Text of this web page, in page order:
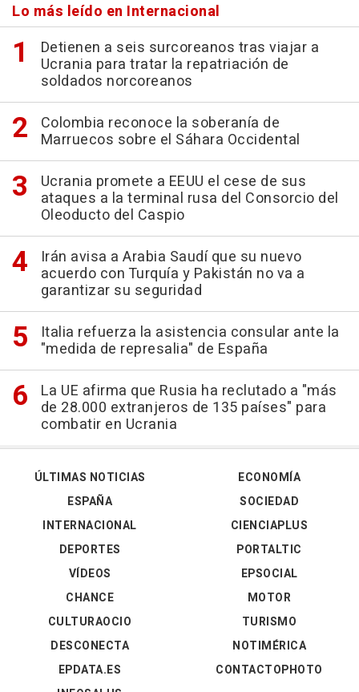
Lo más leído en Internacional
Detienen a seis surcoreanos tras viajar a
Ucrania para tratar la repatriación de
soldados norcoreanos
Colombia reconoce la soberanía de
Marruecos sobre el Sáhara Occidental
Ucrania promete a EEUU el cese de sus
ataques a la terminal rusa del Consorcio del
Oleoducto del Caspio
Irán avisa a Arabia Saudí que su nuevo
acuerdo con Turquía y Pakistán no va a
garantizar su seguridad
Italia refuerza la asistencia consular ante la
"medida de represalia" de España
La UE afirma que Rusia ha reclutado a "más
de 28.000 extranjeros de 135 países" para
combatir en Ucrania
ÚLTIMAS NOTICIAS
ESPAÑA
INTERNACIONAL
DEPORTES
VÍDEOS
ECONOMÍA
SOCIEDAD
CIENCIAPLUS
PORTALTIC
EPSOCIAL
CHANCE
CULTURAOCIO
DESCONECTA
EPDATA.ES
MOTOR
TURISMO
NOTIMÉRICA
CONTACTOPHOTO